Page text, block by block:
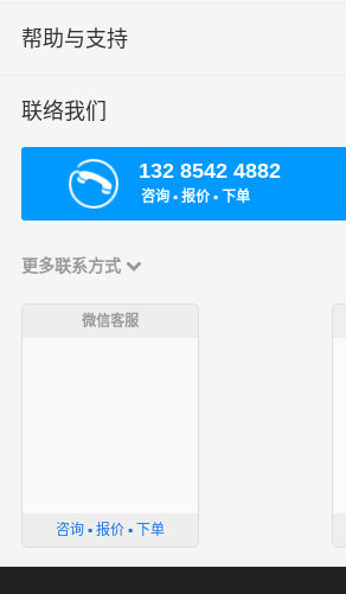
帮助与支持
联络我们
132 8542 4882
咨询 ▪ 报价 ▪ 下单
更多联系方式
微信客服
咨询 ▪ 报价 ▪ 下单